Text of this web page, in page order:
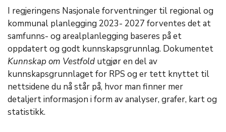
I regjeringens Nasjonale forventninger til regional og
kommunal planlegging 2023- 2027 forventes det at
samfunns- og arealplanlegging baseres på et
oppdatert og godt kunnskapsgrunnlag. Dokumentet
Kunnskap om Vestfold utgjør en del av
kunnskapsgrunnlaget for RPS og er tett knyttet til
nettsidene du nå står på, hvor man finner mer
detaljert informasjon i form av analyser, grafer, kart og
statistikk.